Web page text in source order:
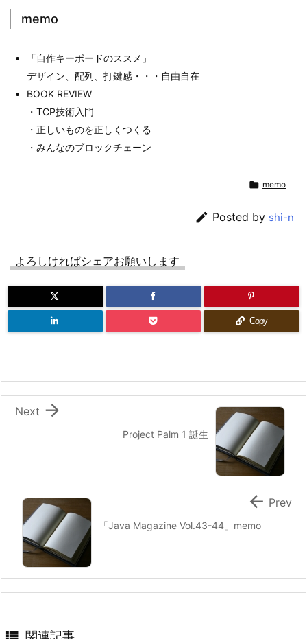
memo
「自作キーボードのススメ」
デザイン、配列、打鍵感・・・自由自在
BOOK REVIEW
・TCP技術入門
・正しいものを正しくつくる
・みんなのブロックチェーン
 memo
 Posted by shi-n
よろしければシェアお願いします
Copy
Project Palm 1 誕生

Next
「Java Magazine Vol.43-44」memo
 Prev
 関連記事